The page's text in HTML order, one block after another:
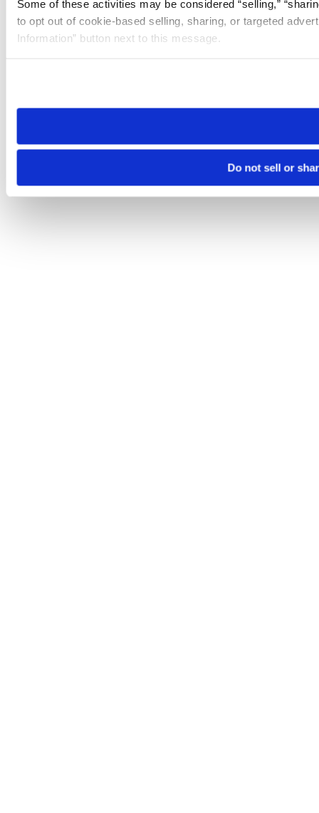
Some of these activities may be considered “selling,”
to opt out of cookie-based selling, sharing, or targeted
Information” button next to this message.
need to be set again.
Do not sell or